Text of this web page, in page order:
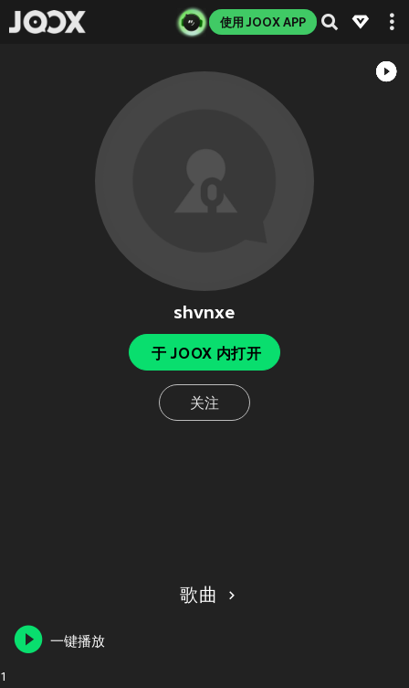
使用 JOOX APP
shvnxe
于 JOOX 内打开
关注
歌曲
一键播放
1